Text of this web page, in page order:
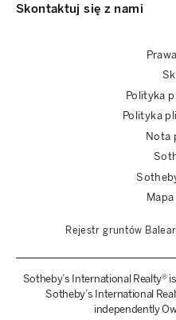
Skontaktuj się z nami
Polityka
Polityka
Nota
Rejestr gruntów
Sotheby’s International Realty®
Sotheby’s International
independently